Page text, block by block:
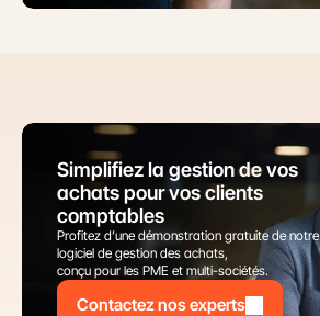
Simplifiez la gestion de vos
achats pour vos clients
comptables
Profitez d’une démonstration gratuite de notre
logiciel de gestion des achats,
conçu pour les PME et multi-sociétés.
Contactez nos experts